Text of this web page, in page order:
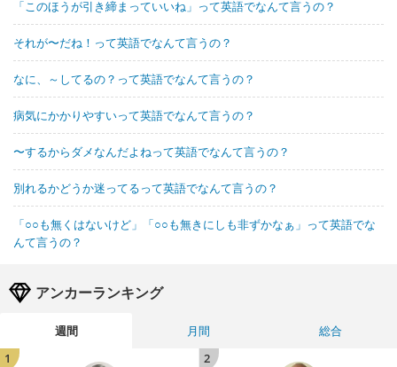
「このほうが引き締まっていいね」って英語でなんて言うの？
それが〜だね！って英語でなんて言うの？
なに、～してるの？って英語でなんて言うの？
病気にかかりやすいって英語でなんて言うの？
〜するからダメなんだよねって英語でなんて言うの？
別れるかどうか迷ってるって英語でなんて言うの？
「○○も無くはないけど」「○○も無きにしも非ずかなぁ」って英語でな
んて言うの？
アンカーランキング
週間 月間
総合
1
2